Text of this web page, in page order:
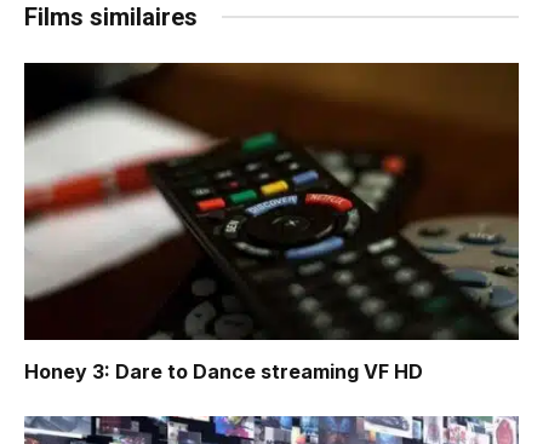
Films similaires
Honey 3: Dare to Dance streaming VF HD